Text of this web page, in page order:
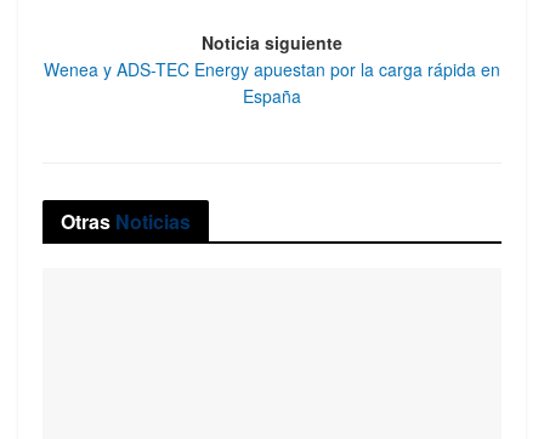
Noticia siguiente
Wenea y ADS-TEC Energy apuestan por la carga rápida en
España
Otras Noticias